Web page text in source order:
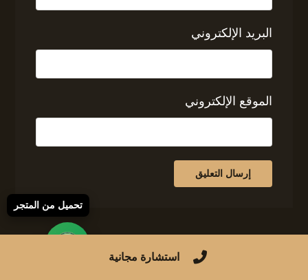
البريد الإلكتروني
الموقع الإلكتروني
استشارة مجانية
تحميل من المتجر